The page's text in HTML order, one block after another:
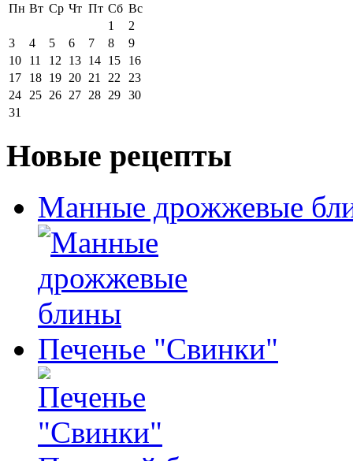
Пн Вт Ср Чт Пт Сб Вс
1
2
3
4 5 6 7 8
9
10
11 12 13 14 15
16
17
18 19 20 21 22 23
24 25 26 27 28 29 30
31
Новые рецепты
Манные дрожжевые
Печенье "Свинки"